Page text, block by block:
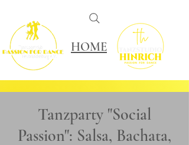
HOME
Tanzparty "Social
Passion": Salsa, Bachata,